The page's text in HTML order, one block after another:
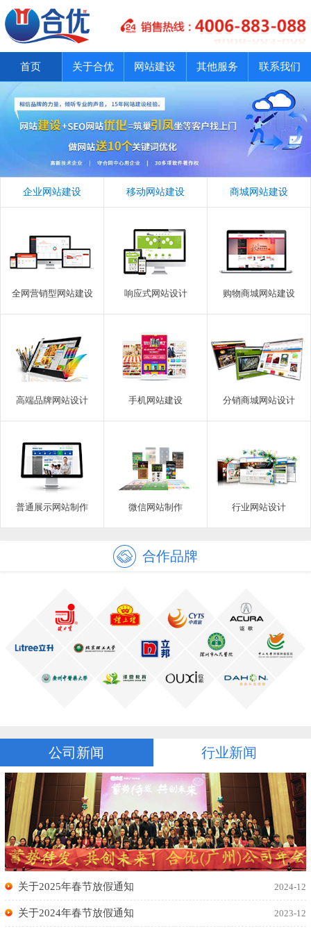
首页 关于合优 网站建设 其他服务 联系我们
企业网站建设 移动网站建设 商城网站建设
全网营销型网站建设 响应式网站设计 购物商城网站建设
高端品牌网站设计 手机网站建设 分销商城网站设计
普通展示网站制作 微信网站制作 行业网站设计
合作品牌
公司新闻 行业新闻
关于2025年春节放假通知 2024-12
关于2024年春节放假通知 2023-12